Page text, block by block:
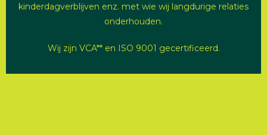
kinderdagverblijven enz. met wie wij langdurige relaties
onderhouden.
Wij zijn VCA** en ISO 9001 gecertificeerd.